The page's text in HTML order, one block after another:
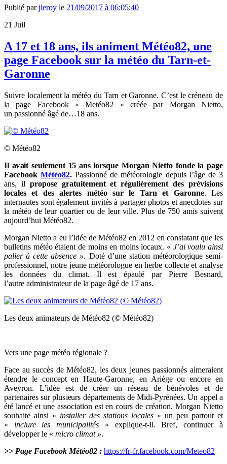
Publié parjleroy le 21/09/2017 à 06:05:40
21 Juil
A 17 et 18 ans, ils animent Météo82, une
page Facebook sur la météo du Tarn-et-
Garonne
Suivre localement la météo du Tarn et Garonne. C’est le créneau de
la page Facebook « Metéo82 » créée par Morgan Nietto,
un passionné âgé de…18 ans.
© Météo82
Il avait seulement 15 ans lorsque Morgan Nietto fonde la page
FacebookMétéo82. Passionné de météorologie depuis l’âge de 3
ans, il propose gratuitement et régulièrement des prévisions
locales et des alertes météo sur le Tarn et Garonne. Les
internautes sont également invités à partager photos et anecdotes sur
la météo de leur quartier ou de leur ville. Plus de 750 amis suivent
aujourd’hui Météo82.
Morgan Niettoa eu l’idée deMétéo82 en 2012 en constatant que les
bulletins météo étaient de moins en moins locaux. « J’ai voulu ainsi
palier à cette absence ». Doté d’une station météorologique semi-
professionnel, notre jeune météorologue en herbe collecte et analyse
les données du climat. Il est épaulé par Pierre Besnard,
l’autre administrateur de la page âgé de 17 ans.
Les deux animateurs de Météo82 (© Météo82)
Vers une page météo régionale ?
Face au succès de Météo82, les deux jeunespassionnésaimeraient
étendre le concept en Haute-Garonne, en Ariège ou encore en
Aveyron. L’idée est de créer un réseau de bénévoles et de
partenaires sur plusieurs départements de Midi-Pyrénées. Un appel a
été lancé et une association est en cours de création. Morgan Nietto
souhaite ainsi « installer des stations locales » un peu partout et
« inclure les municipalités » explique-t-il. Bref, continuer à
développer le « micro climat ».
>> Page Facebook Météo82 : https://fr-fr.facebook.com/Meteo82